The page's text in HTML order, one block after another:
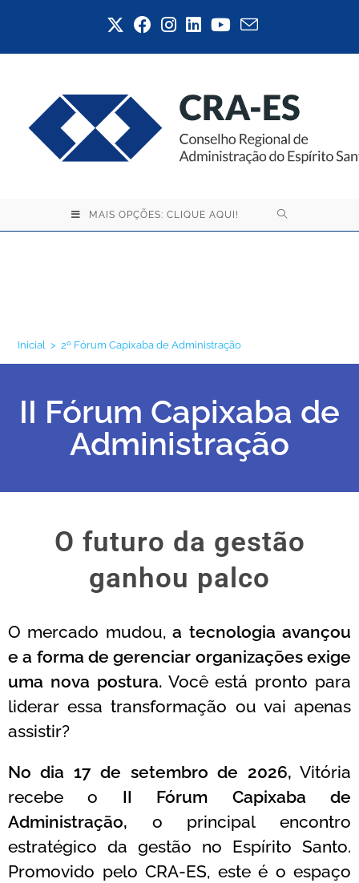
MAIS OPÇÕES: CLIQUE AQUI!
Inicial > 2º Fórum Capixaba de Administração
II Fórum Capixaba de
Administração
O futuro da gestão
ganhou palco
O mercado mudou,a tecnologia avançou
e a forma de gerenciar organizações exige
uma nova postura.Você está pronto para
liderar essa transformação ou vai apenas
assistir?
No dia 17 de setembro de 2026, Vitória
recebe o II Fórum Capixaba de
Administração, o principal encontro
estratégico da gestão no Espírito Santo.
Promovido pelo CRA-ES, este é o espaço